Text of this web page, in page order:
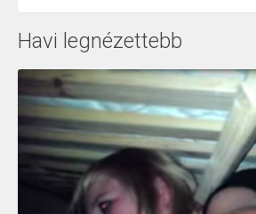
Havi legnézettebb